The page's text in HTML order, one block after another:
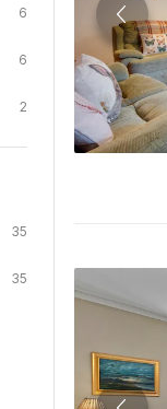
6
6
2
35
35